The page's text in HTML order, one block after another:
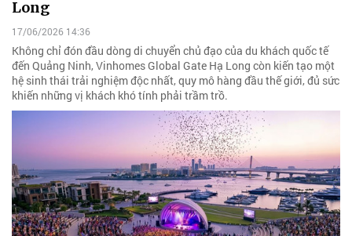
Long
17/06/2026 14:36
Không chỉ đón đầu dòng di chuyển chủ đạo của du khách quốc tế
đến Quảng Ninh, Vinhomes Global Gate Hạ Long còn kiến tạo một
hệ sinh thái trải nghiệm độc nhất, quy mô hàng đầu thế giới, đủ sức
khiến những vị khách khó tính phải trầm trồ.